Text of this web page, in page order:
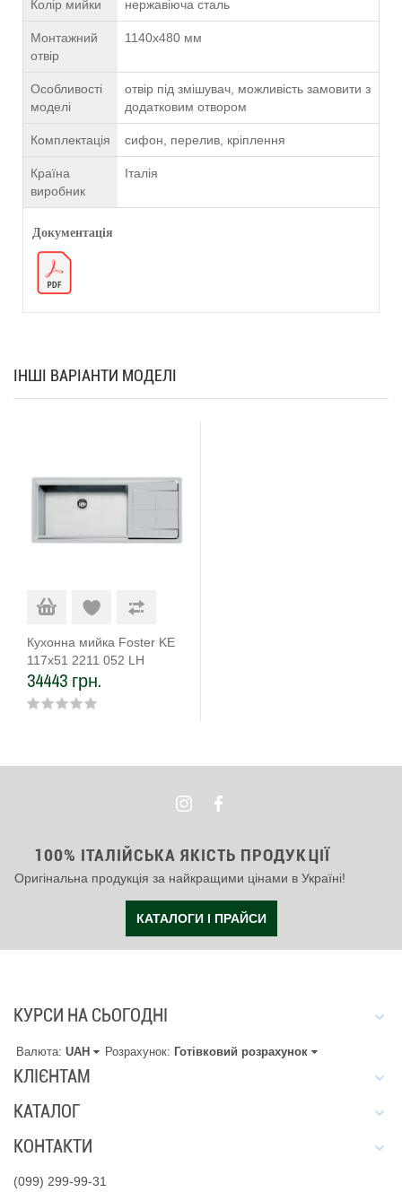
Колір мийки нержавіюча сталь
Монтажний
отвір
1140х480 мм
Особливості
моделі
отвір під змішувач, можливість замовити з
додатковим отвором
Комплектація сифон, перелив, кріплення
Країна
виробник
Італія
Документація
ІНШІ ВАРІАНТИ МОДЕЛІ
Кухонна мийка Foster KE
117х51 2211 052 LH
34443 грн.
100% ІТАЛІЙСЬКА ЯКІСТЬ ПРОДУКЦІЇ
Оригінальна продукція за найкращими цінами в Україні!
КАТАЛОГИ І ПРАЙСИ
КУРСИ НА СЬОГОДНІ
Валюта: UAH Розрахунок: Готівковий розрахунок
КЛІЄНТАМ
КАТАЛОГ
КОНТАКТИ
(099) 299-99-31